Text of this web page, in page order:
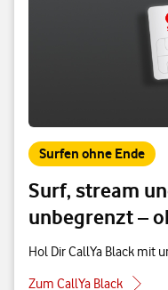
Surfen ohne Ende
Surf, stream
unbegrenzt –
Hol Dir CallYa Black mit
Zum CallYa Black